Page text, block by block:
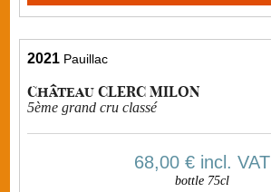
2021 Pauillac
Château CLERC MILON
5ème grand cru classé
68,00 € incl. VAT
bottle 75cl